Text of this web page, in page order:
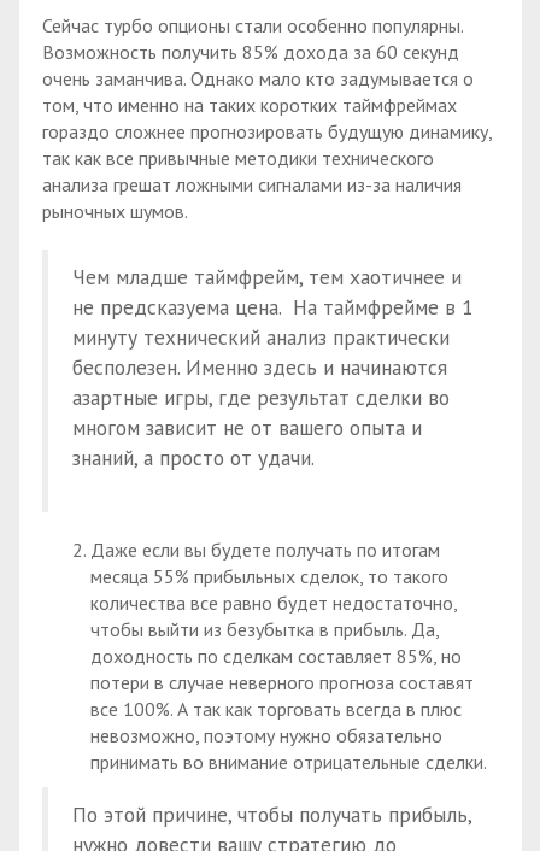
Сейчас турбо опционы стали особенно популярны.
Возможность получить 85% дохода за 60 секунд
очень заманчива. Однако мало кто задумывается о
том, что именно на таких коротких таймфреймах
гораздо сложнее прогнозировать будущую динамику,
так как все привычные методики технического
анализа грешат ложными сигналами из-за наличия
рыночных шумов.
Чем младше таймфрейм, тем хаотичнее и
не предсказуема цена. На таймфрейме в 1
минуту технический анализ практически
бесполезен. Именно здесь и начинаются
азартные игры, где результат сделки во
многом зависит не от вашего опыта и
знаний, а просто от удачи.
Даже если вы будете получать по итогам
месяца 55% прибыльных сделок, то такого
количества все равно будет недостаточно,
чтобы выйти из безубытка в прибыль. Да,
доходность по сделкам составляет 85%, но
потери в случае неверного прогноза составят
все 100%. А так как торговать всегда в плюс
невозможно, поэтому нужно обязательно
принимать во внимание отрицательные сделки.
По этой причине, чтобы получать прибыль,
нужно довести вашу стратегию до